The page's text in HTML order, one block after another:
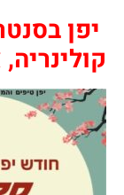
יפן